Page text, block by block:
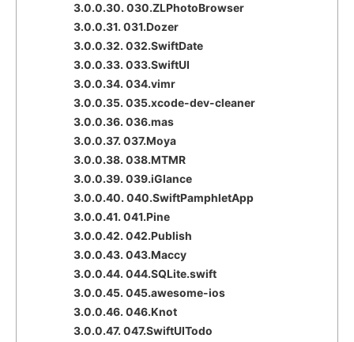
3.0.0.30. 030.ZLPhotoBrowser
3.0.0.31. 031.Dozer
3.0.0.32. 032.SwiftDate
3.0.0.33. 033.SwiftUI
3.0.0.34. 034.vimr
3.0.0.35. 035.xcode-dev-cleaner
3.0.0.36. 036.mas
3.0.0.37. 037.Moya
3.0.0.38. 038.MTMR
3.0.0.39. 039.iGlance
3.0.0.40. 040.SwiftPamphletApp
3.0.0.41. 041.Pine
3.0.0.42. 042.Publish
3.0.0.43. 043.Maccy
3.0.0.44. 044.SQLite.swift
3.0.0.45. 045.awesome-ios
3.0.0.46. 046.Knot
3.0.0.47. 047.SwiftUITodo